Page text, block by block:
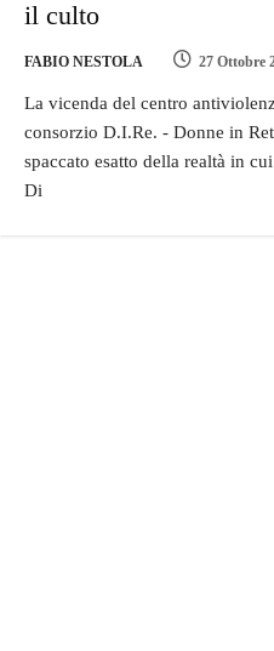
il culto
FABIO NESTOLA 27 Ottobre
La vicenda del centro
consorzio D.I.Re. - Donne in
spaccato esatto della realtà in
Di